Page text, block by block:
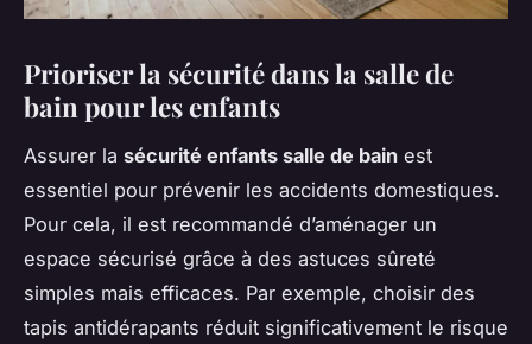
Prioriser la sécurité dans la salle de
bain pour les enfants
Assurer la sécurité enfants salle de bain est
essentiel pour prévenir les accidents domestiques.
Pour cela, il est recommandé d’aménager un
espace sécurisé grâce à des astuces sûreté
simples mais efficaces. Par exemple, choisir des
tapis antidérapants réduit significativement le risque